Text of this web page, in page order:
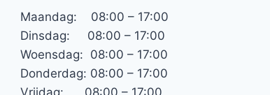
Maandag: 08:00 – 17:00
Dinsdag: 08:00 – 17:00
Woensdag: 08:00 – 17:00
Donderdag: 08:00 – 17:00
Vrijdag: 08:00 – 17:00